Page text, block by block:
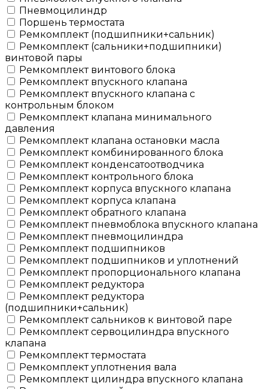
Пневмоцилиндр
Поршень термостата
Ремкомплект (подшипники+сальник)
Ремкомплект (сальники+подшипники)
винтовой пары
Ремкомплект винтового блока
Ремкомплект впускного клапана
Ремкомплект впускного клапана с
контрольным блоком
Ремкомплект клапана минимального
давления
Ремкомплект клапана остановки масла
Ремкомплект комбинированного блока
Ремкомплект конденсатоотводчика
Ремкомплект контрольного блока
Ремкомплект корпуса впускного клапана
Ремкомплект корпуса клапана
Ремкомплект обратного клапана
Ремкомплект пневмоблока впускного клапана
Ремкомплект пневмоцилиндра
Ремкомплект подшипников
Ремкомплект подшипников и уплотнений
Ремкомплект пропорционального клапана
Ремкомплект редуктора
Ремкомплект редуктора
(подшипники+сальник)
Ремкомплект сальников к винтовой паре
Ремкомплект сервоцилиндра впускного
клапана
Ремкомплект термостата
Ремкомплект уплотнения вала
Ремкомплект цилиндра впускного клапана